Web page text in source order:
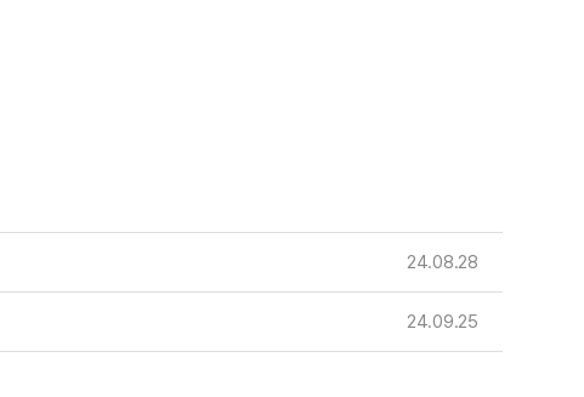
24.08.28
24.09.25